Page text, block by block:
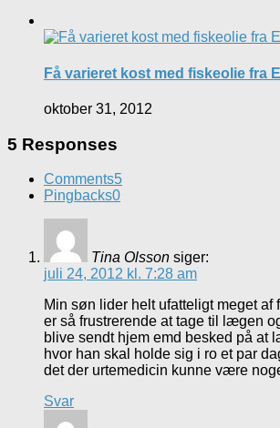
Få varieret kost med fiskeolie fra
oktober 31, 2012
5 Responses
Comments5
Pingbacks0
Tina Olsson siger:
juli 24, 2012 kl. 7:28 am
Min søn lider helt ufatteligt meget af
er så frustrerende at tage til lægen
blive sendt hjem emd besked på at
hvor han skal holde sig i ro et par
det der urtemedicin kunne være
Svar